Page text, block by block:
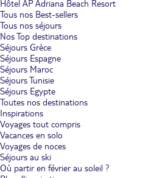
Hôtel AP Adriana Beach Resort
Tous nos Best-sellers
Tous nos séjours
Nos Top destinations
Séjours Grèce
Séjours Espagne
Séjours Maroc
Séjours Tunisie
Séjours Egypte
Toutes nos destinations
Inspirations
Voyages tout compris
Vacances en solo
Voyages de noces
Séjours au ski
Où partir en février au soleil ?